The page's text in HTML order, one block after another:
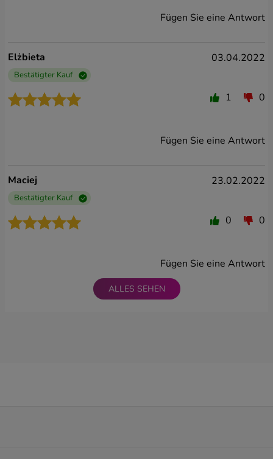
Fügen Sie eine Antwort
Elżbieta
Bestätigter Kauf
03.04.2022
1 0
Fügen Sie eine Antwort
Maciej
Bestätigter Kauf
23.02.2022
0 0
Fügen Sie eine Antwort
ALLES SEHEN